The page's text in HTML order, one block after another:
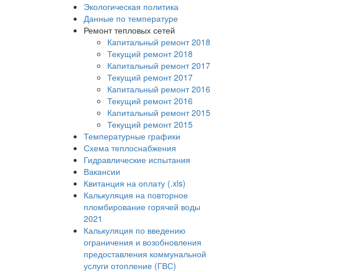
Экологическая политика
Данные по температуре
Ремонт тепловых сетей
Капитальный ремонт 2018
Текущий ремонт 2018
Капитальный ремонт 2017
Текущий ремонт 2017
Капитальный ремонт 2016
Текущий ремонт 2016
Капитальный ремонт 2015
Текущий ремонт 2015
Температурные графики
Схема теплоснабжения
Гидравлические испытания
Вакансии
Квитанция на оплату (.xls)
Калькуляция на повторное
пломбирование горячей воды
2021
Калькуляция по введению
ограничения и возобновления
предоставления коммунальной
услуги отопление (ГВС)